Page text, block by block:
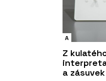
A
Z
a zásuvek